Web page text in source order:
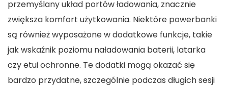
przemyślany układ portów ładowania, znacznie
zwiększa komfort użytkowania. Niektóre powerbanki
są również wyposażone w dodatkowe funkcje, takie
jak wskaźnik poziomu naładowania baterii, latarka
czy etui ochronne. Te dodatki mogą okazać się
bardzo przydatne, szczególnie podczas długich sesji